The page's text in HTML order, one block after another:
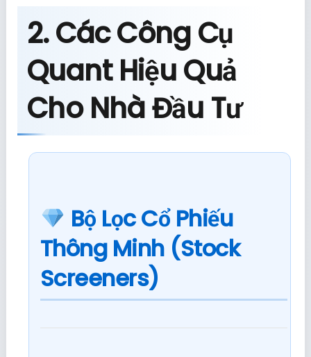
2. Các Công Cụ
Quant Hiệu Quả
Cho Nhà Đầu Tư
Bộ Lọc Cổ Phiếu
Thông Minh (Stock
Screeners)